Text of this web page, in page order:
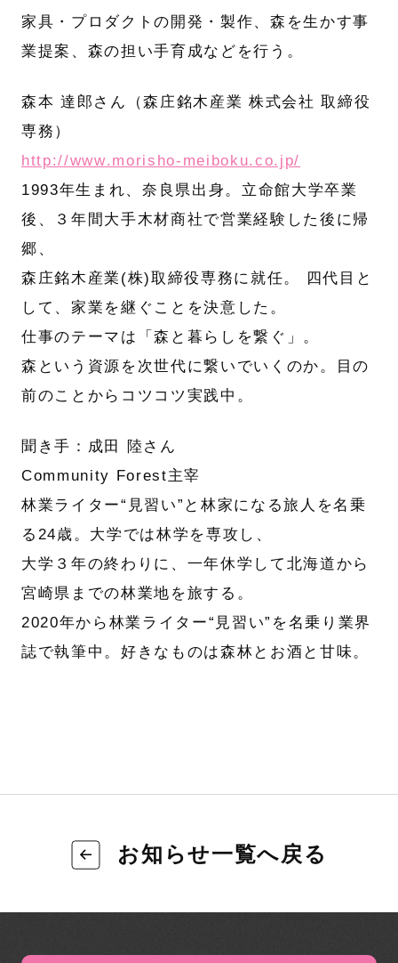
家具・プロダクトの開発・製作、森を生かす事
業提案、森の担い手育成などを行う。
森本 達郎さん（森庄銘木産業 株式会社 取締役
専務）
http://www.morisho-meiboku.co.jp/
1993年生まれ、奈良県出身。立命館大学卒業
後、３年間大手木材商社で営業経験した後に帰
郷、
森庄銘木産業(株)取締役専務に就任。 四代目と
して、家業を継ぐことを決意した。
仕事のテーマは「森と暮らしを繋ぐ」。
森という資源を次世代に繋いでいくのか。目の
前のことからコツコツ実践中。
聞き手：成田 陸さん
Community Forest主宰
林業ライター“見習い”と林家になる旅人を名乗
る24歳。大学では林学を専攻し、
大学３年の終わりに、一年休学して北海道から
宮崎県までの林業地を旅する。
2020年から林業ライター“見習い”を名乗り業界
誌で執筆中。好きなものは森林とお酒と甘味。
お知らせ一覧へ戻る